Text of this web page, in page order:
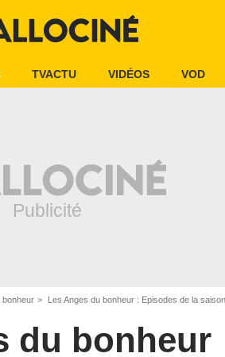
TVACTU VIDÉOS VOD
bonheur Les Anges du bonheur : Episodes de la
du bonheur